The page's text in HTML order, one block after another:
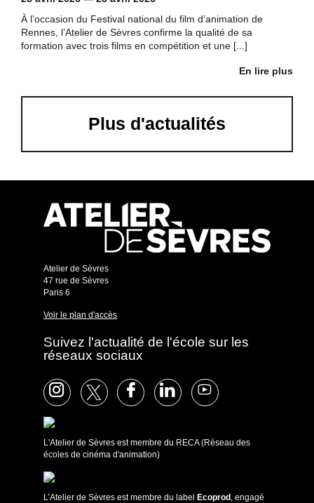
À l’occasion du Festival national du film d’animation de
Rennes, l’Atelier de Sèvres confirme la qualité de sa
formation avec trois films en compétition et une [...]
En lire plus
Plus d'actualités
Atelier de Sèvres
47 rue de Sèvres
Paris 6
Voir le plan d'accès
Suivez l'actualité de l'école sur les
réseaux sociaux
L'Atelier de Sèvres est membre du RECA (Réseau des
écoles de cinéma d'animation)
L’Atelier de Sèvres est membre du label Ecoprod, engagé